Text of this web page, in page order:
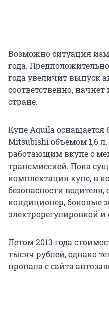
Возможно ситуация
года.
года увеличит выпуск
соответственно, начнет
стране.
Купе Aquila
Mitsubishi объемом 1,6
работающим вкупе с
трансмиссией. Пока
комплектация купе, в
безопасности
кондиционер, боковые
электрорегулировкой и
Летом 2013 года
тысяч рублей, однако
пропала с сайта